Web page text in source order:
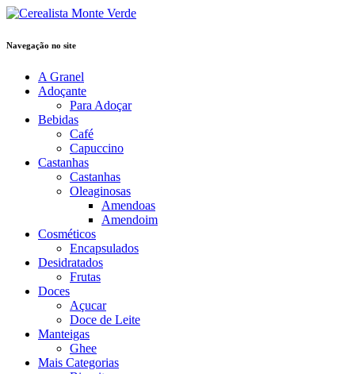
Navegação no site
A Granel
Adoçante
Para Adoçar
Bebidas
Café
Capuccino
Castanhas
Castanhas
Oleaginosas
Amendoas
Amendoim
Cosméticos
Encapsulados
Desidratados
Frutas
Doces
Açucar
Doce de Leite
Manteigas
Ghee
Mais Categorias